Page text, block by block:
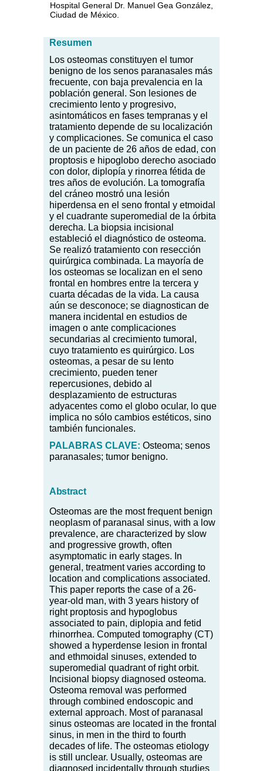
Hospital General Dr. Manuel Gea González,
Ciudad de México.
Resumen
Los osteomas constituyen el tumor
benigno de los senos paranasales más
frecuente, con baja prevalencia en la
población general. Son lesiones de
crecimiento lento y progresivo,
asintomáticos en fases tempranas y el
tratamiento depende de su localización
y complicaciones. Se comunica el caso
de un paciente de 26 años de edad, con
proptosis e hipoglobo derecho asociado
con dolor, diplopía y rinorrea fétida de
tres años de evolución. La tomografía
del cráneo mostró una lesión
hiperdensa en el seno frontal y etmoidal
y el cuadrante superomedial de la órbita
derecha. La biopsia incisional
estableció el diagnóstico de osteoma.
Se realizó tratamiento con resección
quirúrgica combinada. La mayoría de
los osteomas se localizan en el seno
frontal en hombres entre la tercera y
cuarta décadas de la vida. La causa
aún se desconoce; se diagnostican de
manera incidental en estudios de
imagen o ante complicaciones
secundarias al crecimiento tumoral,
cuyo tratamiento es quirúrgico. Los
osteomas, a pesar de su lento
crecimiento, pueden tener
repercusiones, debido al
desplazamiento de estructuras
adyacentes como el globo ocular, lo que
implica no sólo cambios estéticos, sino
también funcionales.
PALABRAS CLAVE: Osteoma; senos
paranasales; tumor benigno.
Abstract
Osteomas are the most frequent benign
neoplasm of paranasal sinus, with a low
prevalence, are characterized by slow
and progressive growth, often
asymptomatic in early stages. In
general, treatment varies according to
location and complications associated.
This paper reports the case of a 26-
year-old man, with 3 years history of
right proptosis and hypoglobus
associated to pain, diplopia and fetid
rhinorrhea. Computed tomography (CT)
showed a hyperdense lesion in frontal
and ethmoidal sinuses, extended to
superomedial quadrant of right orbit.
Incisional biopsy diagnosed osteoma.
Osteoma removal was performed
through combined endoscopic and
external approach. Most of paranasal
sinus osteomas are located in the frontal
sinus, in men in the third to fourth
decades of life. The osteomas etiology
is still unclear. Usually, osteomas are
diagnosed incidentally through studies